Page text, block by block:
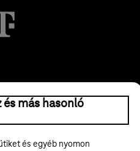
és más hasonló
és egyéb nyomon